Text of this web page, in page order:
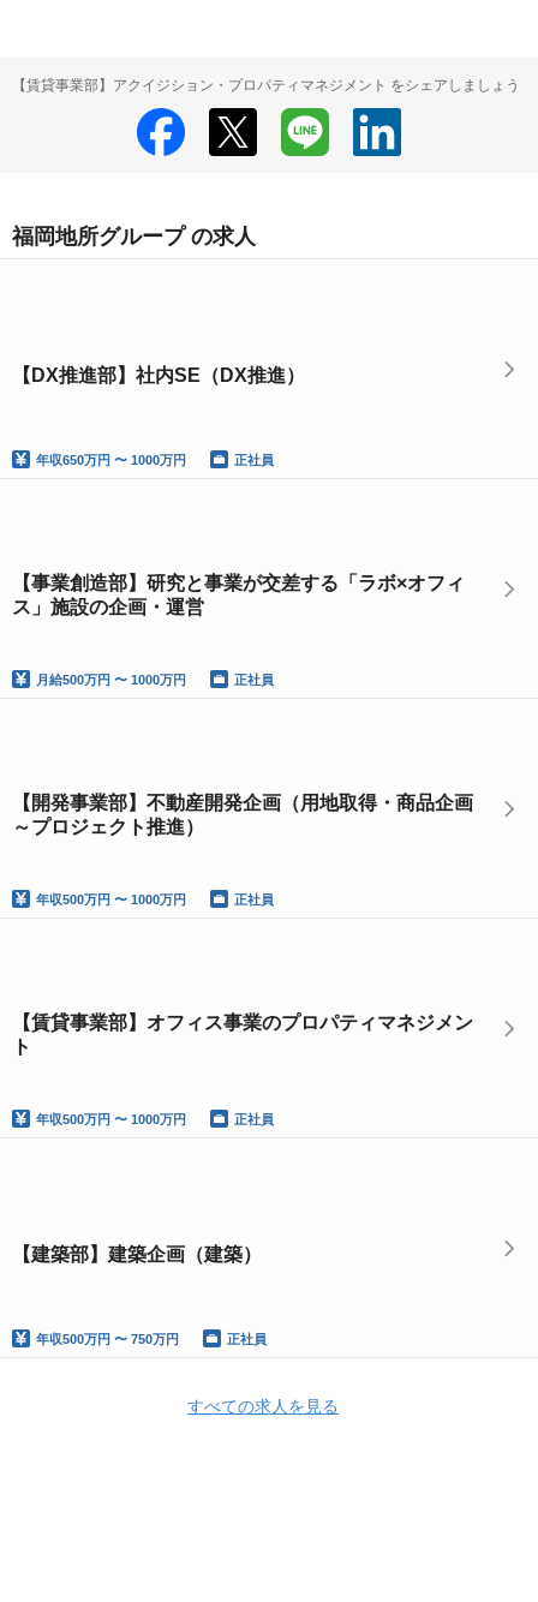
【賃貸事業部】アクイジション・プロパティマネジメント をシェアしましょう
福岡地所グループ の求人
【DX推進部】社内SE（DX推進）
年収650万円 〜 1000万円 正社員
【事業創造部】研究と事業が交差する「ラボ×オフィ
ス」施設の企画・運営
月給500万円 〜 1000万円 正社員
【開発事業部】不動産開発企画（用地取得・商品企画
～プロジェクト推進）
年収500万円 〜 1000万円 正社員
【賃貸事業部】オフィス事業のプロパティマネジメン
ト
年収500万円 〜 1000万円 正社員
【建築部】建築企画（建築）
年収500万円 〜 750万円 正社員
すべての求人を見る